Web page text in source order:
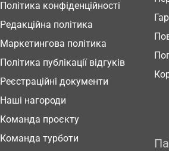
Політика конфіденційності
Редакційна політика
Маркетингова політика
Політика публікації відгуків
Реєстраційні документи
Наші нагороди
Команда проєкту
Команда турботи